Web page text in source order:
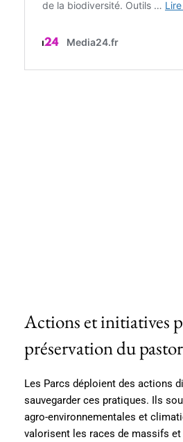
Actions et initiatives
préservation du
Les Parcs déploient des actions
sauvegarder ces pratiques. Ils
agro-environnementales et
valorisent les races de massifs